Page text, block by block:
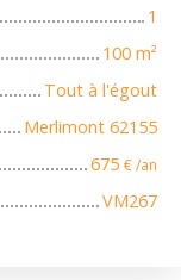
1
100 m²
Tout à l'égout
Merlimont 62155
675 € /an
VM267